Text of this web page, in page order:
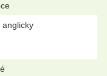
anglicky